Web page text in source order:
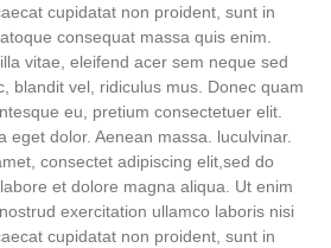
cupidatat non proident, sunt in
consequat massa quis enim.
vitae, eleifend acer sem neque sed
blandit vel, ridiculus mus. Donec quam
eu, pretium consectetuer elit.
eget dolor. Aenean massa. luculvinar.
consectet adipiscing elit,sed do
et dolore magna aliqua. Ut enim
exercitation ullamco laboris nisi
cupidatat non proident, sunt in